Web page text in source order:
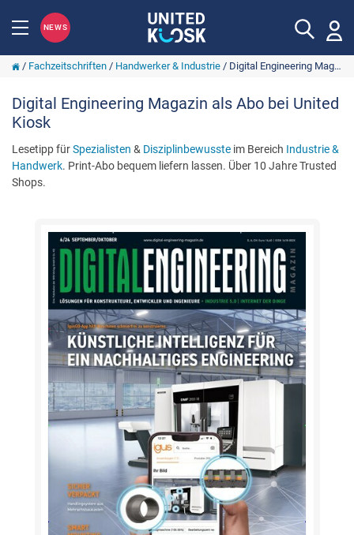
NEWS
/ Fachzeitschriften/ Handwerker & Industrie/ Digital Engineering Magazin
Digital Engineering Magazin als Abo bei United
Kiosk
Lesetipp fürSpezialisten & Disziplinbewusste im Bereich Industrie &
Handwerk. Print-Abo bequem liefern lassen. Über 10 Jahre Trusted
Shops.